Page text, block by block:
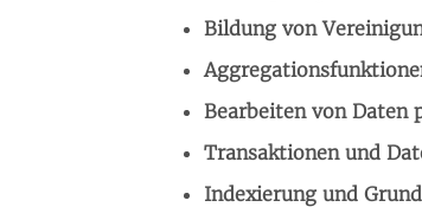
Bildung von
Bearbeiten von Daten
Transaktionen und
Indexierung und